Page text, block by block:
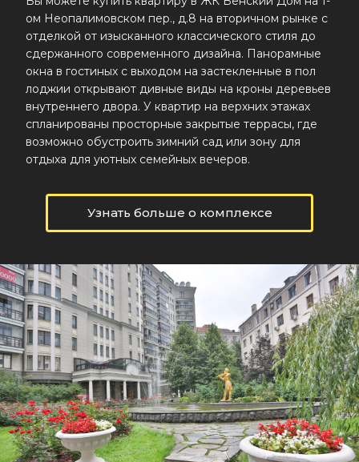
ом Неопалимовском пер., д.8 на вторичном рынке с
отделкой от изысканного классического стиля до
сдержанного современного дизайна. Панорамные
окна в гостиных с выходом на застекленные в пол
лоджии открывают дивные виды на кроны деревьев
внутреннего двора. У квартир на верхних этажах
спланированы просторные закрытые террасы, где
возможно обустроить зимний сад или зону для
отдыха для уютных семейных вечеров.
Узнать больше о комплексе